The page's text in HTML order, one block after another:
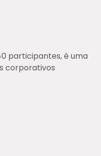
participantes, é uma
corporativos